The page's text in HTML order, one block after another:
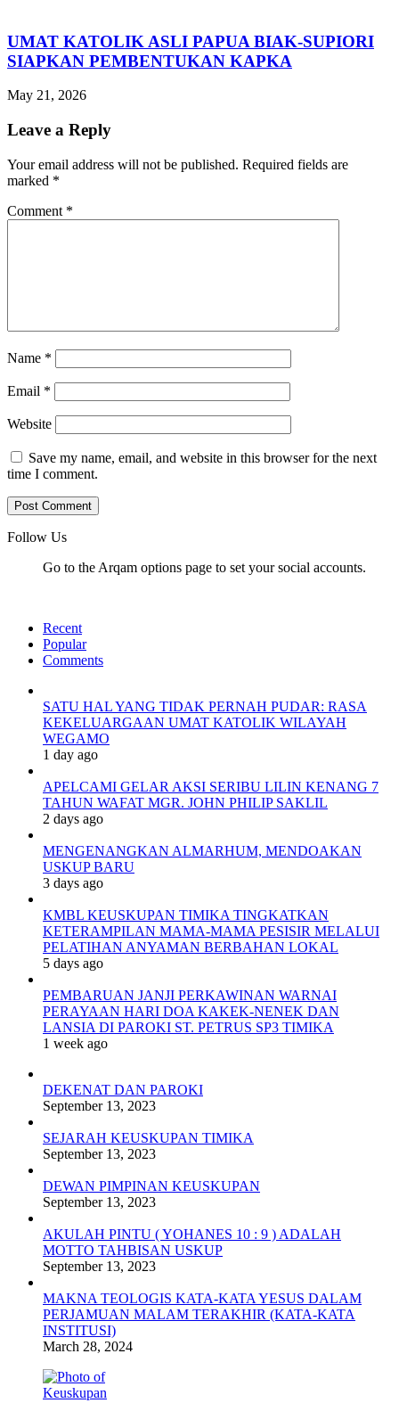
UMAT KATOLIK ASLI PAPUA BIAK-SUPIORI
SIAPKAN PEMBENTUKAN KAPKA
May 21, 2026
Leave a Reply
Your email address will not be published. Required fields are
marked *
Comment *
Name *
Email *
Website
Save my name, email, and website in this browser for the next
time I comment.
Follow Us
Go to the Arqam options page to set your social accounts.
Recent
Popular
Comments
SATU HAL YANG TIDAK PERNAH PUDAR: RASA
KEKELUARGAAN UMAT KATOLIK WILAYAH
WEGAMO
1 day ago
APELCAMI GELAR AKSI SERIBU LILIN KENANG 7
TAHUN WAFAT MGR. JOHN PHILIP SAKLIL
2 days ago
MENGENANGKAN ALMARHUM, MENDOAKAN
USKUP BARU
3 days ago
KMBL KEUSKUPAN TIMIKA TINGKATKAN
KETERAMPILAN MAMA-MAMA PESISIR MELALUI
PELATIHAN ANYAMAN BERBAHAN LOKAL
5 days ago
PEMBARUAN JANJI PERKAWINAN WARNAI
PERAYAAN HARI DOA KAKEK-NENEK DAN
LANSIA DI PAROKI ST. PETRUS SP3 TIMIKA
1 week ago
DEKENAT DAN PAROKI
September 13, 2023
SEJARAH KEUSKUPAN TIMIKA
September 13, 2023
DEWAN PIMPINAN KEUSKUPAN
September 13, 2023
AKULAH PINTU ( YOHANES 10 : 9 ) ADALAH
MOTTO TAHBISAN USKUP
September 13, 2023
MAKNA TEOLOGIS KATA-KATA YESUS DALAM
PERJAMUAN MALAM TERAKHIR (KATA-KATA
INSTITUSI)
March 28, 2024